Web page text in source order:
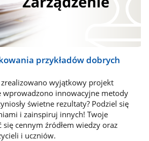
przykładów dobrych
zrealizowano wyjątkowy projekt
wprowadzono innowacyjne metody
świetne rezultaty? Podziel się
i zainspiruj innych! Twoje
się cennym źródłem wiedzy oraz
i uczniów.